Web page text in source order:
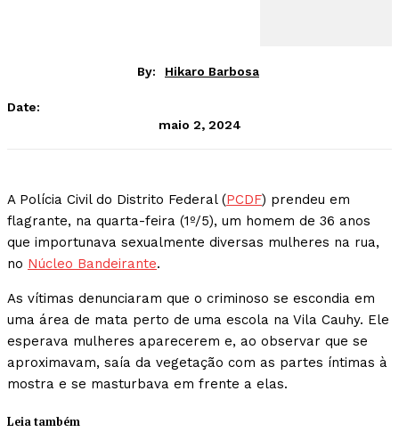
By: Hikaro Barbosa
Date:
maio 2, 2024
A Polícia Civil do Distrito Federal (PCDF) prendeu em
flagrante, na quarta-feira (1º/5), um homem de 36 anos
que importunava sexualmente diversas mulheres na rua,
no Núcleo Bandeirante.
As vítimas denunciaram que o criminoso se escondia em
uma área de mata perto de uma escola na Vila Cauhy. Ele
esperava mulheres aparecerem e, ao observar que se
aproximavam, saía da vegetação com as partes íntimas à
mostra e se masturbava em frente a elas.
Leia também